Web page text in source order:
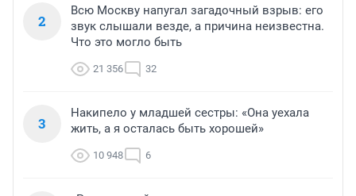
2
Всю Москву напугал загадочный взрыв: его
звук слышали везде, а причина неизвестна.
Что это могло быть
21 356 32
3
Накипело у младшей сестры: «Она уехала
жить, а я осталась быть хорошей»
10 948 6